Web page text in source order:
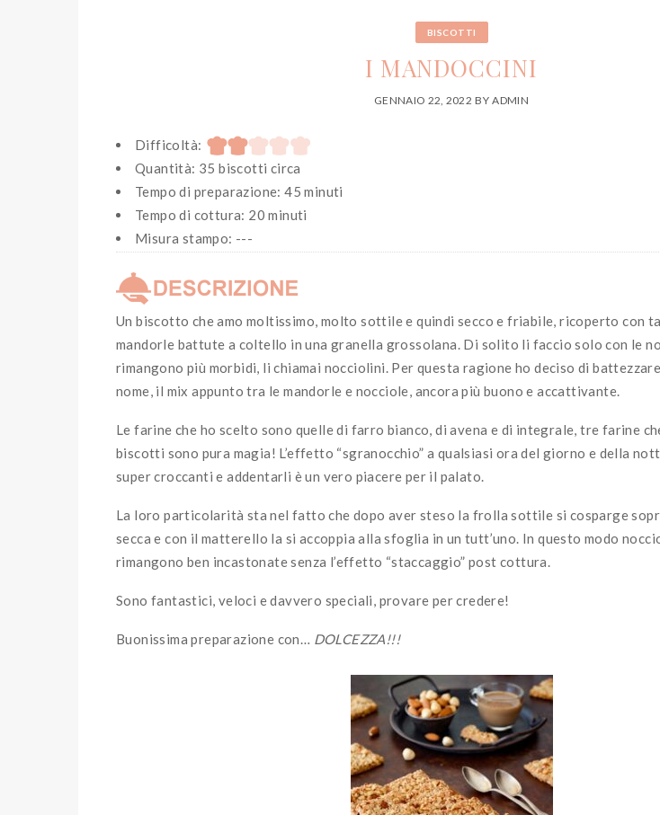
BISCOTTI
I MANDOCCINI
GENNAIO 22, 2022 BY ADMIN
Difficoltà:
Quantità: 35 biscotti circa
Tempo di preparazione: 45 minuti
Tempo di cottura: 20 minuti
Misura stampo: ---
Un biscotto che amo moltissimo, molto sottile e quindi secco e friabile, ricoperto con
mandorle battute a coltello in una granella grossolana. Di solito li faccio solo con le
rimangono più morbidi, li chiamai nocciolini. Per questa ragione ho deciso di
nome, il mix appunto tra le mandorle e nocciole, ancora più buono e accattivante.
Le farine che ho scelto sono quelle di farro bianco, di avena e di integrale, tre farine
biscotti sono pura magia! L’effetto “sgranocchio” a qualsiasi ora del giorno e della
super croccanti e addentarli è un vero piacere per il palato.
La loro particolarità sta nel fatto che dopo aver steso la frolla sottile si cosparge
secca e con il matterello la si accoppia alla sfoglia in un tutt’uno. In questo modo
rimangono ben incastonate senza l’effetto “staccaggio” post cottura.
Sono fantastici, veloci e davvero speciali, provare per credere!
Buonissima preparazione con… DOLCEZZA!!!